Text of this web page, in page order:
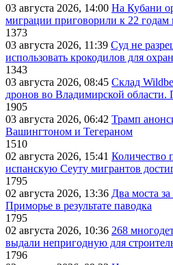
03 августа 2026, 14:00 На Кубани
миграции приговорили к 22 годам
1373
03 августа 2026, 11:39 Суд не
использовать крокодилов для
1343
03 августа 2026, 08:45 Склад
дронов во Владимирской области.
1905
03 августа 2026, 06:42 Трамп
Вашингтоном и Тегераном
1510
02 августа 2026, 15:41 Количество
испанскую Сеуту мигрантов
1795
02 августа 2026, 13:36 Два моста
Приморье в результате паводка
1795
02 августа 2026, 10:36 268
выдали непригодную для
1796